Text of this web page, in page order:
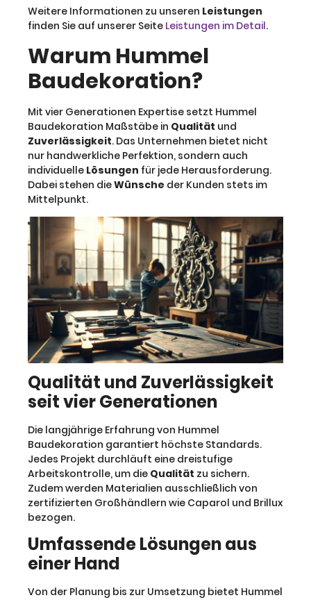
Weitere Informationen zu unseren Leistungen
finden Sie auf unserer Seite Leistungen im Detail.
Warum Hummel
Baudekoration?
Mit vier Generationen Expertise setzt Hummel
Baudekoration Maßstäbe in Qualität und
Zuverlässigkeit. Das Unternehmen bietet nicht
nur handwerkliche Perfektion, sondern auch
individuelle Lösungen für jede Herausforderung.
Dabei stehen dieWünsche der Kunden stets im
Mittelpunkt.
Qualität und Zuverlässigkeit
seit vier Generationen
Die langjährige Erfahrung von Hummel
Baudekoration garantiert höchste Standards.
Jedes Projekt durchläuft eine dreistufige
Arbeitskontrolle, um die Qualität zu sichern.
Zudem werden Materialien ausschließlich von
zertifizierten Großhändlern wie Caparol und Brillux
bezogen.
Umfassende Lösungen aus
einer Hand
Von der Planung bis zur Umsetzung bietet Hummel